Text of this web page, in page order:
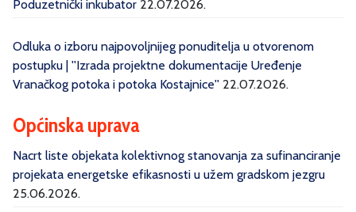
Poduzetnički inkubator 22.07.2026.
Odluka o izboru najpovoljnijeg ponuditelja u otvorenom
postupku | ''Izrada projektne dokumentacije Uređenje
Vranačkog potoka i potoka Kostajnice'' 22.07.2026.
Općinska uprava
Nacrt liste objekata kolektivnog stanovanja za sufinanciranje
projekata energetske efikasnosti u užem gradskom jezgru
25.06.2026.